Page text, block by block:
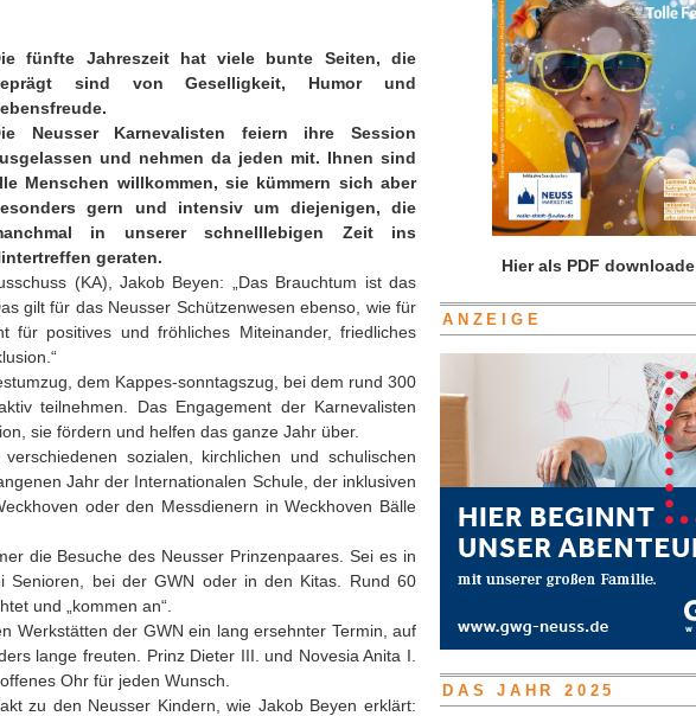
fünfte Jahreszeit hat viele bunte Seiten, die
sind von Geselligkeit, Humor und
Neusser Karnevalisten feiern ihre Session
und nehmen da jeden mit. Ihnen sind
Menschen willkommen, sie kümmern sich aber
gern und intensiv um diejenigen, die
in unserer schnelllebigen Zeit ins
geraten.
(KA), Jakob Beyen: „Das Brauchtum ist das
gilt für das Neusser Schützenwesen ebenso, wie für
für positives und fröhliches Miteinander, friedliches
dem Kappes-sonntagszug, bei dem rund 300
teilnehmen. Das Engagement der Karnevalisten
sie fördern und helfen das ganze Jahr über.
sozialen, kirchlichen und schulischen
Jahr der Internationalen Schule, der inklusiven
oder den Messdienern in Weckhoven Bälle
die Besuche des Neusser Prinzenpaares. Sei es in
Senioren, bei der GWN oder in den Kitas. Rund 60
und „kommen an“.
Werkstätten der GWN ein lang ersehnter Termin, auf
lange freuten. Prinz Dieter III. und Novesia Anita I.
Ohr für jeden Wunsch.
zu den Neusser Kindern, wie Jakob Beyen erklärt:
Hier als PDF
ANZEIGE
DAS JAHR 2025